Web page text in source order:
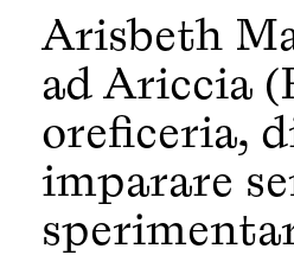
Arisbeth
ad Ariccia
oreficeria,
imparare